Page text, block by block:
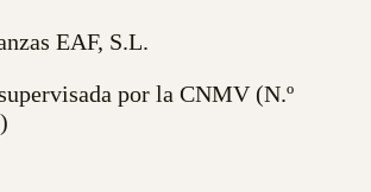
EAF, S.L.
por la CNMV (N.º